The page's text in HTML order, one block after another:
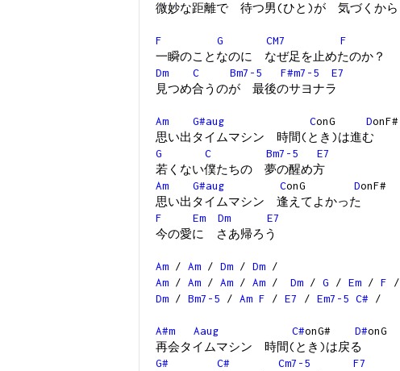
微妙な距離で 待つ男(ひと)が 気づくから
F G CM7
F
一瞬のことなのに なぜ足を止めたのか？
Dm
C Bm7-5 F#m7-5
E7
見つめ合うのが 最後のサヨナラ
Am G#aug ConG DonF#
思い出タイムマシン 時間(とき)は進む
G
C Bm7-5
E7
若くない僕たちの 夢の醒め方
Am
G#aug ConG DonF#
思い出タイムマシン 逢えてよかった
F
Em Dm
E7
今の愛に さあ帰ろう
Am / Am / Dm / Dm /
Am / Am / Am / Am / Dm / G / Em / F /
Dm / Bm7-5 / Am F / E7 / Em7-5 C# /
A#m Aaug C#onG# D#onG
再会タイムマシン 時間(とき)は戻る
G#
C# Cm7-5
F7